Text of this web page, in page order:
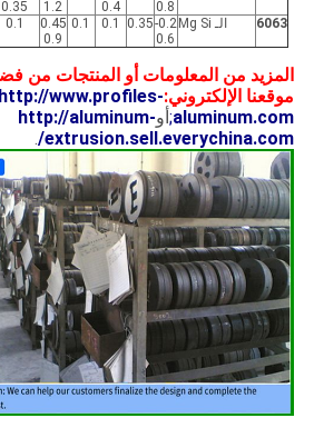
0.8
0.4
1.2
0.35
6063 الـ Mg Si
0.2-
0.6
0.35
0.1
0.1
0.45
0.9
0.1
المزيد من المعلومات أو المنتجات من
موقعنا الإلكتروني:http://www.profiles-
aluminum.com
;أوhttp://aluminum-
extrusion.sell.everychina.com/
.